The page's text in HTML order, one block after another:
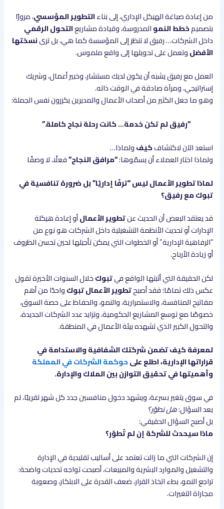
من إعادة صياغة الهيكل الإداري، إلى بناءالتطوير المؤسسي، مرورًا
بتصميمخطط النموالمدروسة، وقيادة مشاريعالتحول الرقمي
داخل الشركات… رفيق لا تنظر إلى المؤسسة كما هي، بل ترىنسختها
الأفضلوتعمل على تحويلها إلى واقع ملموس.
العمل مع رفيق يشبه أن يكون لديك مستشار، وخبير أعمال، وشريك
إستراتيجي، ومرآة صادقة في الوقت ذاته.
وهو ما جعل الكثير من أصحاب الأعمال والمديرين يكررون نفس الجملة:
“رفيق لم تكن خدمة… كانت رحلة نجاح كاملة.”
استعد الآن لاكتشافكيفولماذا…
ولماذا اختار العملاء أن يسمّوها:“مرافق النجاح”فعلًا، لا وصفًا
لماذا تطوير الأعمال ليس “ترفًا إداريًا” بل ضرورة تنافسية في
تبوك مع رفيق؟
قد يعتقد البعض أن الحديث عنتطوير الأعمالأو إعادة هيكلة
الإدارات أو تحديث الأنظمة التشغيلية داخل الشركات هو نوع من
“الرفاهية الإدارية” أو الخطوات التي يمكن تأجيلها لحين تحسن الظروف
أو زيادة الأرباح.
لكن الحقيقة التي أثبتها الواقع فيتبوكخلال السنوات الأخيرة تقول
عكس ذلك تمامًا؛ فقد أصبحتطوير الأعمال تبوكواحدًا من أهم
مفاتيح المنافسة، والاستمرارية، والنمو، والحفاظ على حصة السوق،
خصوصًا مع توسع المشاريع الحكومية، وتزايد عدد الشركات الجديدة،
والتحول الكبير الذي تشهده بيئة الأعمال في المنطقة.
لمعرفة كيف تضمن شركتك الشفافية والاستدامة في
قراراتها الإدارية، اطلع علىحوكمة الشركات في المملكة
وأهميتها في تحقيق التوازن بين الملاك والإدارة.
في سوق يتغير بسرعة، ويشهد دخول منافسين جدد كل شهر تقريبًا، لم
يعد السؤال:هل نطوّر؟
بل أصبح السؤال الحقيقي:
ماذا سيحدث للشركة إن لم تُطوّر؟
إن الشركات التي ما زالت تعتمد على أساليب تقليدية في الإدارة
والتشغيل والموارد البشرية والمبيعات، أصبحت تواجه تحديات واضحة:
تراجع النمو، بطء اتخاذ القرار، ضعف القدرة على الابتكار، وصعوبة
مجاراة التغيرات.